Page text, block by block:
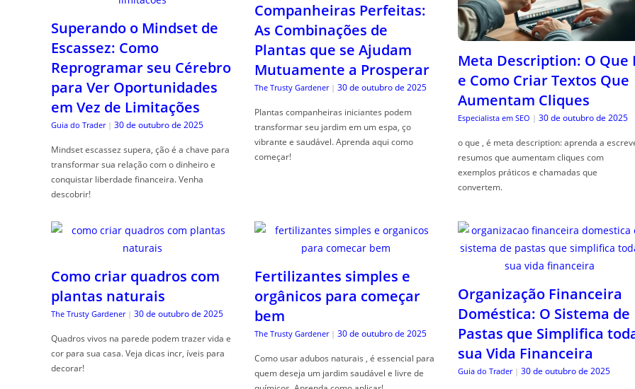
Superando o Mindset de
Escassez: Como
Reprogramar seu Cérebro
para Ver Oportunidades
em Vez de Limitações
Guia do Trader | 30 de outubro de 2025
Mindset escassez supera, ção é a chave para
transformar sua relação com o dinheiro e
conquistar liberdade financeira. Venha
descobrir!
Companheiras Perfeitas:
As Combinações de
Plantas que se Ajudam
Mutuamente a Prosperar
The Trusty Gardener | 30 de outubro de 2025
Plantas companheiras iniciantes podem
transformar seu jardim em um espa, ço
vibrante e saudável. Aprenda aqui como
começar!
Meta Description: O Que
e Como Criar Textos Que
Aumentam Cliques
Especialista em SEO | 30 de outubro de 2025
o que , é meta description: aprenda a
resumos que aumentam cliques com
exemplos práticos e chamadas que
convertem.
Como criar quadros com
plantas naturais
The Trusty Gardener | 30 de outubro de 2025
Quadros vivos na parede podem trazer vida e
cor para sua casa. Veja dicas incr, íveis para
decorar!
Fertilizantes simples e
orgânicos para começar
bem
The Trusty Gardener | 30 de outubro de 2025
Como usar adubos naturais , é essencial para
quem deseja um jardim saudável e livre de
Organização Financeira
Doméstica: O Sistema de
Pastas que Simplifica
sua Vida Financeira
Guia do Trader | 30 de outubro de 2025